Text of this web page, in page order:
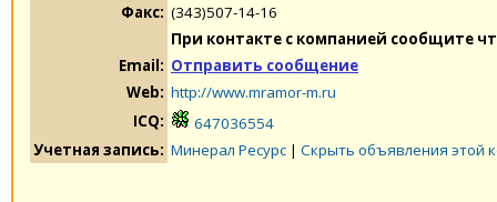
Факс: (343)507-14-16
При контакте с компанией сообщите
Email: Отправить сообщение
Web: http://www.mramor-m.ru
ICQ:
647036554
Учетная запись: Минерал Ресурс | Скрыть объявления этой